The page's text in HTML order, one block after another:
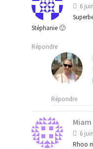
6
Stéphanie 🙂
Répondre
Répondre
6
Rhoo